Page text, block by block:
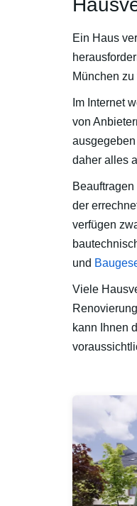
Ein Haus
München
Im Internet
von
daher alles
der
verfügen
und
Viele
kann Ihnen